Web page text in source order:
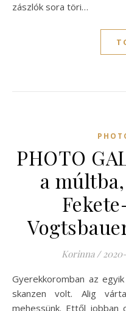
zászlók sora töri…
PHOTO
a
Korinna /
Gyerekkoromban az egyik kedvenc helyem a szentendrei
skanzen volt. Alig
mehessünk. Ettől